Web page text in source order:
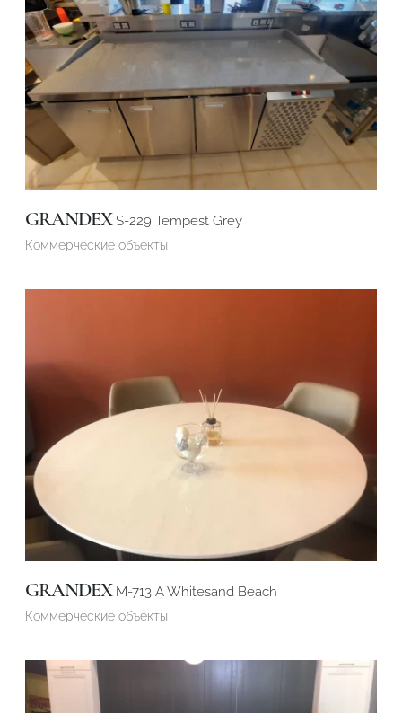
GRANDEXS-229 Tempest Grey
Коммерческие объекты
GRANDEX M-713 A Whitesand Beach
Коммерческие объекты